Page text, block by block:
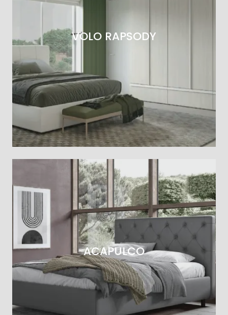
VOLO RAPSODY
ACAPULCO